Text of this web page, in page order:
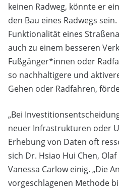
keinen Radweg, könnte er
den Bau eines Radwegs
Funktionalität eines
auch zu einem besseren
Fußgänger*innen oder
so nachhaltigere und
Gehen oder Radfahren,
„Bei
neuer Infrastrukturen oder
Erhebung von Daten oft
sich Dr. Hsiao Hui Chen,
Vanessa Carlow einig. „Die
vorgeschlagenen Methode